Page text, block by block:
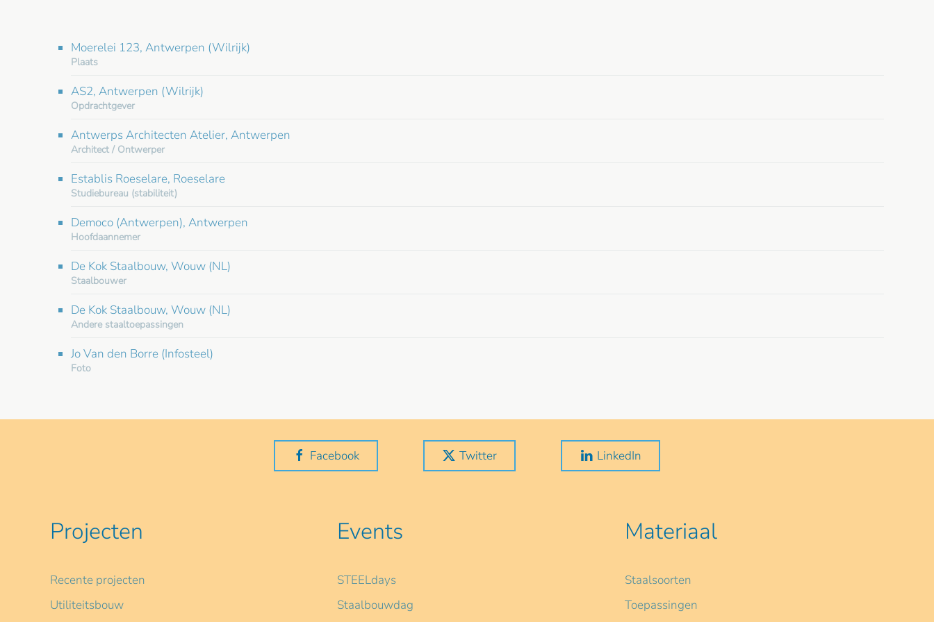
Moerelei 123, Antwerpen (Wilrijk)
Plaats
AS2, Antwerpen (Wilrijk)
Opdrachtgever
Antwerps Architecten Atelier, Antwerpen
Architect / Ontwerper
Establis Roeselare, Roeselare
Studiebureau (stabiliteit)
Democo (Antwerpen), Antwerpen
Hoofdaannemer
De Kok Staalbouw, Wouw (NL)
Staalbouwer
De Kok Staalbouw, Wouw (NL)
Andere staaltoepassingen
Jo Van den Borre (Infosteel)
Foto
Facebook Twitter LinkedIn
Projecten
Recente projecten
Utiliteitsbouw
Events
STEELdays
Staalbouwdag
Materiaal
Staalsoorten
Toepassingen